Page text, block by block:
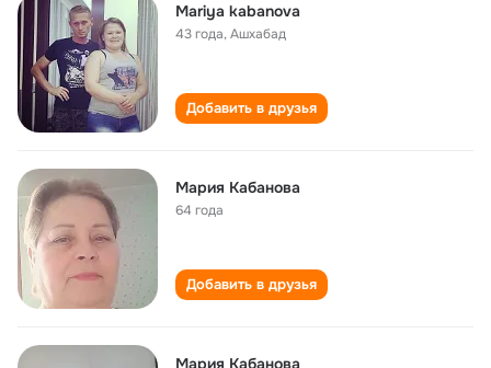
Mariya kabanova
43 года,Ашхабад
Добавить в друзья
Мария Кабанова
64 года
Добавить в друзья
Мария Кабанова